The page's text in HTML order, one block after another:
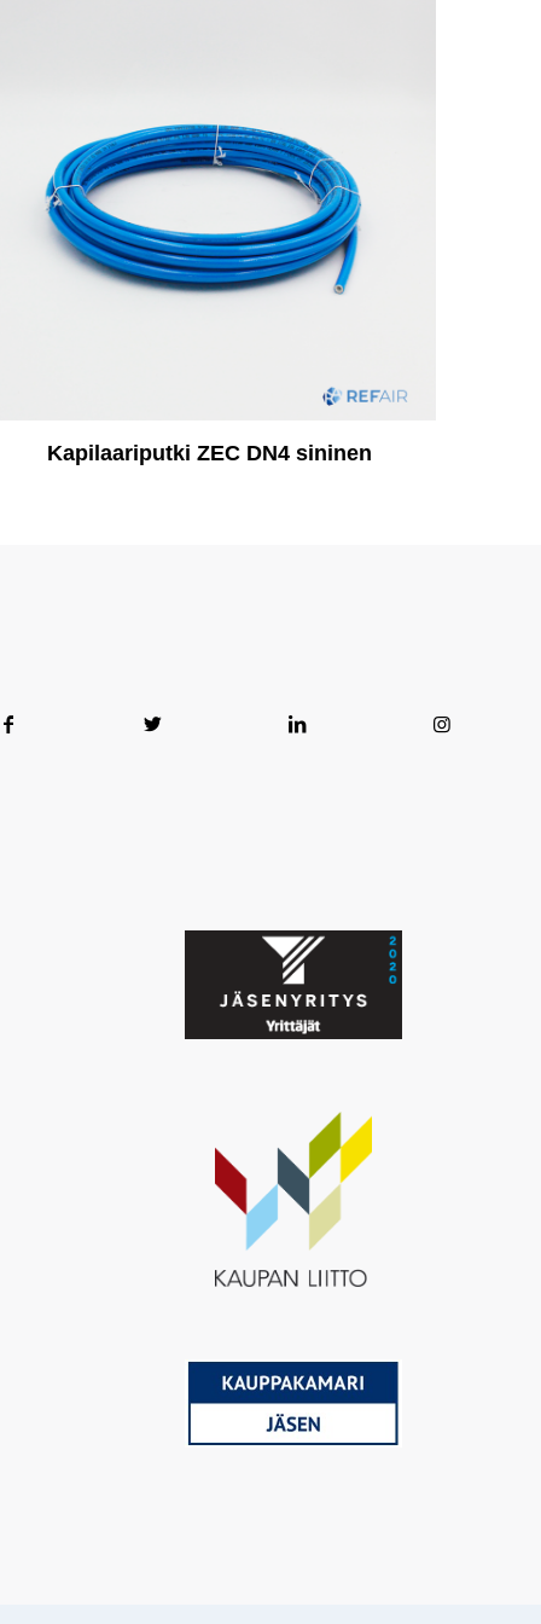
Kapilaariputki ZEC DN4 sininen